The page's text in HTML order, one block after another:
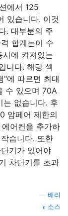
에서 125
있습니다. 이것
. 대부분의 주
합계는이 수
에 켜져있는
니다. 해당 섹
"에 따르면 최대
수 있으며 70A
는 없습니다. 후
암페어 제한의
어컨을 추가하
습니다. 또한
기가 있어야
차단기를 초과
배리
소스